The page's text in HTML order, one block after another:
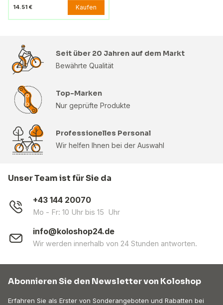
14.51 € Kaufen
Seit über 20 Jahren auf dem Markt
Bewährte Qualität
Top-Marken
Nur geprüfte Produkte
Professionelles Personal
Wir helfen Ihnen bei der Auswahl
Unser Team ist für Sie da
+43 144 20070
Mo - Fr: 10 Uhr bis 15 Uhr
info@koloshop24.de
Wir werden innerhalb von 24 Stunden antworten.
Abonnieren Sie den Newsletter von Koloshop
Erfahren Sie als Erster von Sonderangeboten und Rabatten bei